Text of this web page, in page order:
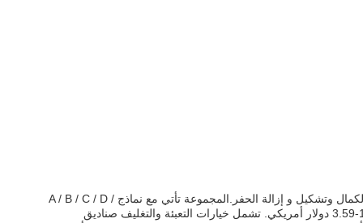
مجموعة الحفر الدوارة للسبائك الصلبة ، والمعروفة أيضًا باسم مجموعة حفر الكربيد التنغستنية الدوارة ، تقدم أداءً عالًا ودائمًا لاحتياجاتك في الطحن والكمال وتشكيل و إزالة الحفر.المجموعة تأتي مع نماذج A / B / C / D /
E / F / G / H / J / K / L / M / N / T ومعتمدة مع ISO9001-2008تحتوي كل مجموعة على الحد الأدنى لكمية الطلب من 50 قطعة ولها نطاق سعر 1.59-3.59 دولار أمريكي. تشمل خيارات التعبئة والتغليف صناديق